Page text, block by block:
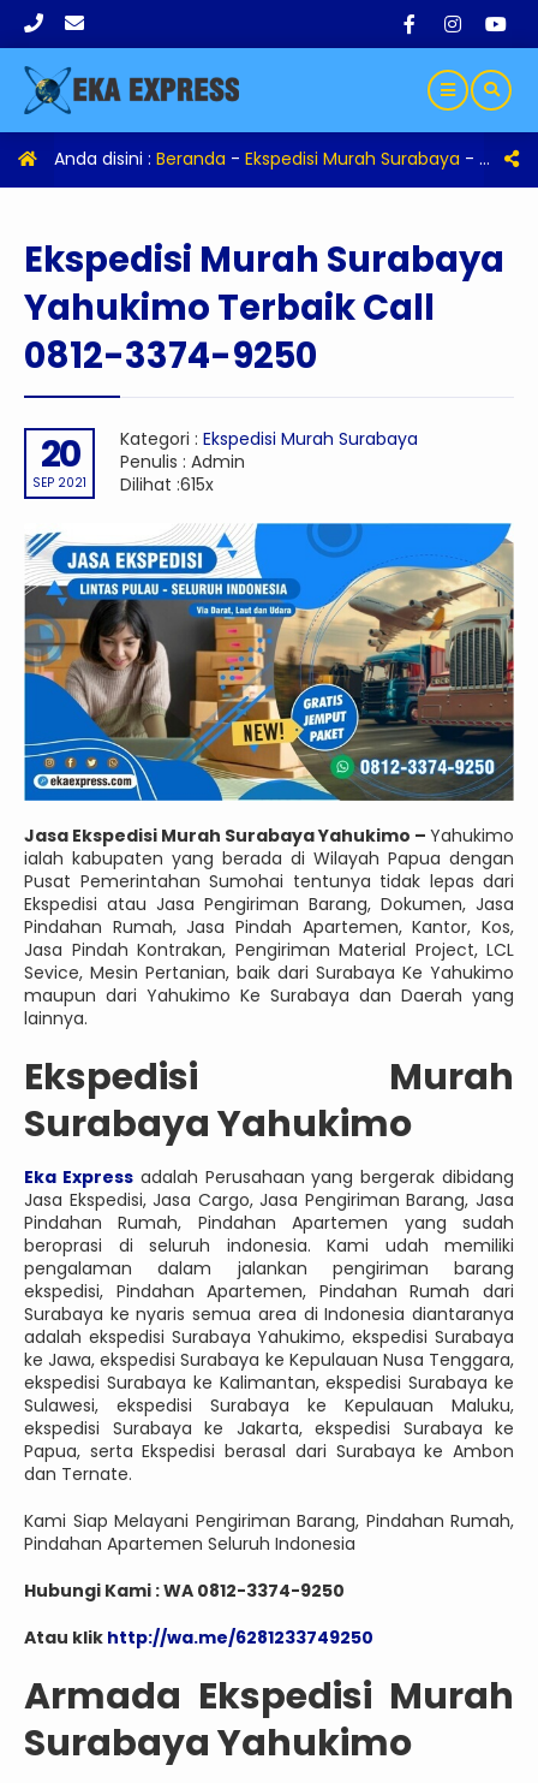
Anda disini : Beranda - Ekspedisi Murah Surabaya -
Ekspedisi Murah Surabaya
Yahukimo Terbaik Call
0812-3374-9250
20
SEP 2021
Kategori : Ekspedisi Murah Surabaya
Penulis : Admin
Dilihat :615x
Jasa Ekspedisi Murah Surabaya Yahukimo – Yahukimo
ialah kabupaten yang berada di Wilayah Papua dengan
Pusat Pemerintahan Sumohai tentunya tidak lepas dari
Ekspedisi atau Jasa Pengiriman Barang, Dokumen, Jasa
Pindahan Rumah, Jasa Pindah Apartemen, Kantor, Kos,
Jasa Pindah Kontrakan, Pengiriman Material Project, LCL
Sevice, Mesin Pertanian, baik dari Surabaya Ke Yahukimo
maupun dari Yahukimo Ke Surabaya dan Daerah yang
lainnya.
Ekspedisi Murah
Surabaya Yahukimo
Eka Expressadalah Perusahaan yang bergerak dibidang
Jasa Ekspedisi, Jasa Cargo, Jasa Pengiriman Barang, Jasa
Pindahan Rumah, Pindahan Apartemen yang sudah
beroprasi di seluruh indonesia. Kami udah memiliki
pengalaman dalam jalankan pengiriman barang
ekspedisi, Pindahan Apartemen, Pindahan Rumah dari
Surabaya ke nyaris semua area di Indonesia diantaranya
adalah ekspedisi Surabaya Yahukimo, ekspedisi Surabaya
ke Jawa, ekspedisi Surabaya ke Kepulauan Nusa Tenggara,
ekspedisi Surabaya ke Kalimantan, ekspedisi Surabaya ke
Sulawesi, ekspedisi Surabaya ke Kepulauan Maluku,
ekspedisi Surabaya ke Jakarta, ekspedisi Surabaya ke
Papua, serta Ekspedisi berasal dari Surabaya ke Ambon
dan Ternate.
Kami Siap Melayani Pengiriman Barang, Pindahan Rumah,
Pindahan Apartemen Seluruh Indonesia
Hubungi Kami : WA 0812-3374-9250
Atau klik http://wa.me/6281233749250
Armada Ekspedisi Murah
Surabaya Yahukimo